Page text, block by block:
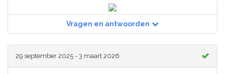
Vragen en antwoorden
29 september 2025 - 3 maart 2026